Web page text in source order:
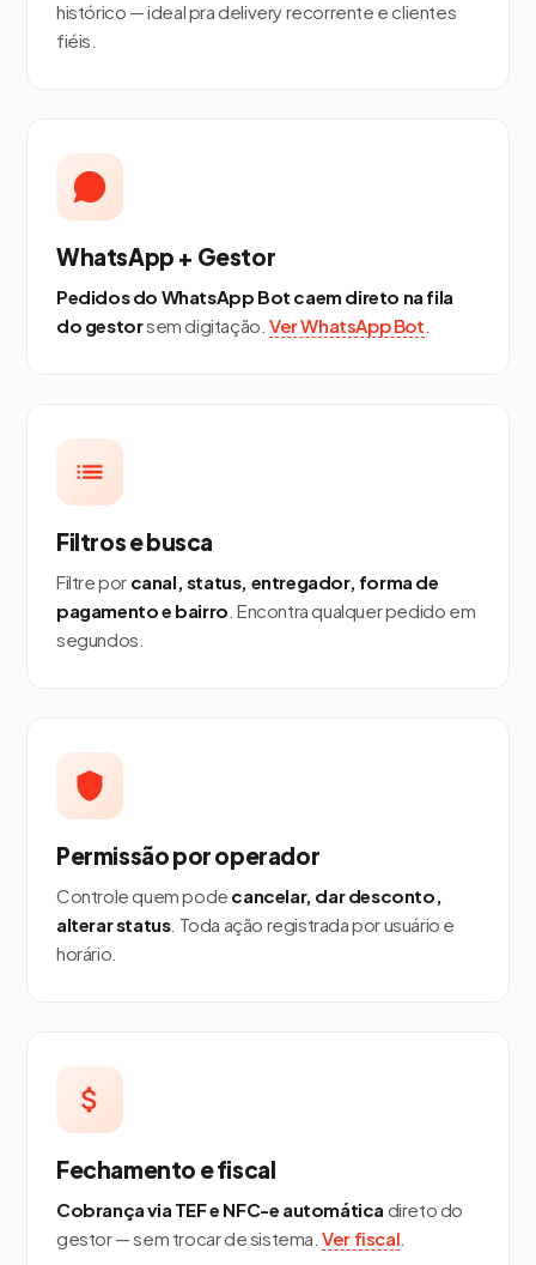
histórico — ideal pra delivery recorrente e clientes
fiéis.
WhatsApp + Gestor
Pedidos do WhatsApp Bot caem direto na fila
do gestorsem digitação.Ver WhatsApp Bot.
Filtros e busca
Filtre por canal, status, entregador, forma de
pagamento e bairro. Encontra qualquer pedido em
segundos.
Permissão por operador
Controle quem pode cancelar, dar desconto,
alterar status. Toda ação registrada por usuário e
horário.
Fechamento e fiscal
Cobrança via TEF e NFC-e automática direto do
gestor — sem trocar de sistema.Ver fiscal.